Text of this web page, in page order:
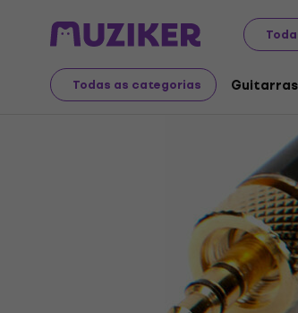
Todas as categorias Guitarras
Instrumentos musicais Acessórios
A venda terminou